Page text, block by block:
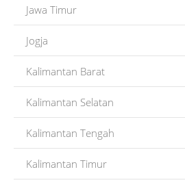
Jawa Timur
Jogja
Kalimantan Barat
Kalimantan Selatan
Kalimantan Tengah
Kalimantan Timur